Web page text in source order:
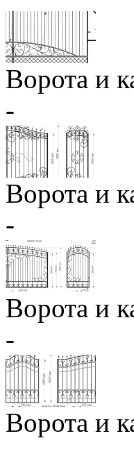
Ворота и
-
Ворота и
-
Ворота и
-
Ворота и